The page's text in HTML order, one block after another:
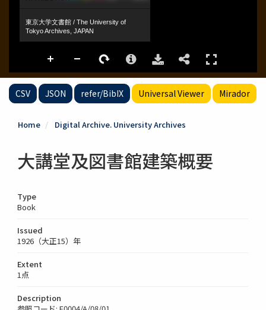
CSV JSON refer/BibIX Universal Viewer Mirador
Home Digital Archive. University Archives
大講堂及図書館建築概要
Type
Book
Issued
1926（大正15）年
Extent
1点
Description